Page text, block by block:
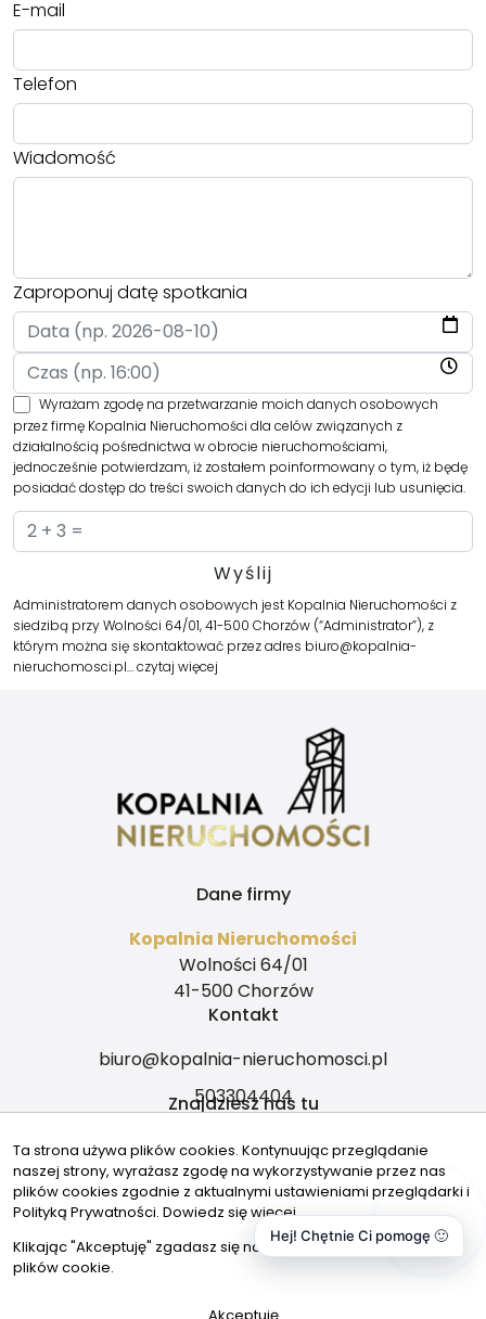
E-mail
Telefon
Wiadomość
Zaproponuj datę spotkania
Wyrażam zgodę na przetwarzanie moich danych osobowych
przez firmę Kopalnia Nieruchomości dla celów związanych z
działalnością pośrednictwa w obrocie nieruchomościami,
jednocześnie potwierdzam, iż zostałem poinformowany o tym, iż będę
posiadać dostęp do treści swoich danych do ich edycji lub usunięcia.
Administratorem danych osobowych jest Kopalnia Nieruchomości z
siedzibą przy Wolności 64/01, 41-500 Chorzów (“Administrator”), z
którym można się skontaktować przez adres biuro@kopalnia-
nieruchomosci.pl…czytaj więcej
Dane firmy
Kopalnia Nieruchomości
Wolności 64/01
41-500 Chorzów
Kontakt
biuro@kopalnia-nieruchomosci.pl
503304404
Znajdziesz nas tu
© 2026 Wszystkie prawa zastrzeżone | Program dla biur
nieruchomości - asaricrm.com
Ta strona używa plików cookies. Kontynuując przeglądanie
naszej strony, wyrażasz zgodę na wykorzystywanie przez nas
plików cookies zgodnie z aktualnymi ustawieniami przeglądarki i
Polityką Prywatności. Dowiedz się więcej
Klikając "Akceptuję" zgadasz się na wykorzystywanie przez nas
plików cookie.
Hej! Chętnie Ci pomogę 🙂